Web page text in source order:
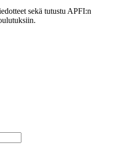
sekä tutustu APFI:n